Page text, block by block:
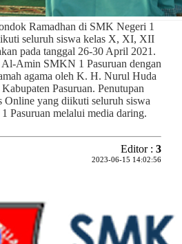
Ramadhan di SMK Negeri 1
seluruh siswa kelas X, XI, XII
pada tanggal 26-30 April 2021.
Amin SMKN 1 Pasuruan dengan
agama oleh K. H. Nurul Huda
Pasuruan. Penutupan
Online yang diikuti seluruh siswa
Pasuruan melalui media daring.
Editor :3
2023-06-15 14:02:56